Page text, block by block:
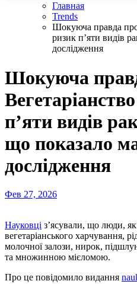
Главная
Trends
Шокуюча правда
ризик п’яти видів
дослідження
Шокуюча
п’яти видів
що показало
дослідження
Фев 27, 2026
Науковці з’ясували, що люди,
вегетаріанського харчування,
молочної залози, нирок,
та множинною мієломою.
Про це повідомило видання